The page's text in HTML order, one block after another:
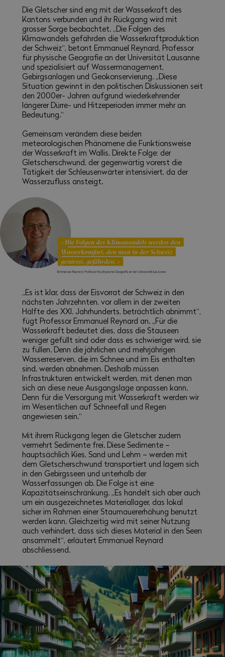
Die Gletscher sind eng mit der Wasserkraft des
Kantons verbunden und ihr Rückgang wird mit
grosser Sorge beobachtet. „Die Folgen des
Klimawandels gefährden die Wasserkraftproduktion
der Schweiz“, betont Emmanuel Reynard, Professor
für physische Geografie an der Universität Lausanne
und spezialisiert auf Wassermanagement,
Gebirgsanlagen und Geokonservierung. „Diese
Situation gewinnt in den politischen Diskussionen seit
den 2000er- Jahren aufgrund wiederkehrender
längerer Dürre- und Hitzeperioden immer mehr an
Bedeutung.“
Gemeinsam verändern diese beiden
meteorologischen Phänomene die Funktionsweise
der Wasserkraft im Wallis. Direkte Folge: der
Gletscherschwund, der gegenwärtig vorerst die
Tätigkeit der Schleusenwärter intensiviert, da der
Wasserzufluss ansteigt.
„Es ist klar, dass der Eisvorrat der Schweiz in den
nächsten Jahrzehnten, vor allem in der zweiten
Hälfte des XXI. Jahrhunderts, beträchtlich abnimmt“,
fügt Professor Emmanuel Reynard an. „Für die
Wasserkraft bedeutet dies, dass die Stauseen
weniger gefüllt sind oder dass es schwieriger wird, sie
zu füllen. Denn die jährlichen und mehrjährigen
Wasserreserven, die im Schnee und im Eis enthalten
sind, werden abnehmen. Deshalb müssen
Infrastrukturen entwickelt werden, mit denen man
sich an diese neue Ausgangslage anpassen kann.
Denn für die Versorgung mit Wasserkraft werden wir
im Wesentlichen auf Schneefall und Regen
angewiesen sein.“
Mit ihrem Rückgang legen die Gletscher zudem
vermehrt Sedimente frei. Diese Sedimente –
hauptsächlich Kies, Sand und Lehm – werden mit
dem Gletscherschwund transportiert und lagern sich
in den Gebirgsseen und unterhalb der
Wasserfassungen ab. Die Folge ist eine
Kapazitätseinschränkung. „Es handelt sich aber auch
um ein ausgezeichnetes Materiallager, das lokal
sicher im Rahmen einer Staumauererhöhung benutzt
werden kann. Gleichzeitig wird mit seiner Nutzung
auch verhindert, dass sich dieses Material in den Seen
ansammelt“, erläutert Emmanuel Reynard
abschliessend.